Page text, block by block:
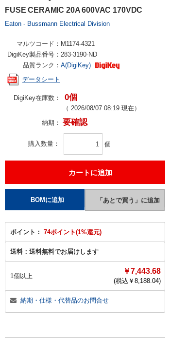
FUSE CERAMIC 20A 600VAC 170VDC
Eaton - Bussmann Electrical Division
マルツコード： M1174-4321
DigiKey製品番号： 283-3190-ND
品質ランク： A(DigiKey)
データシート
DigiKey在庫数： 0個
（ 2026/08/07 08:19 現在）
納期： 要確認
購入数量 個
ポイント： 74ポイント(1%還元)
送料： 送料無料でお届けします
1個以上
￥7,443.68
(税込￥ 8,188.04)
納期・仕様・代替品のお問合せ